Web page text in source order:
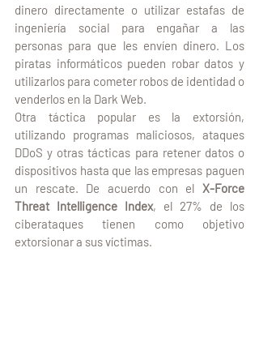
dinero directamente o utilizar estafas de
ingeniería social para engañar a las
personas para que les envíen dinero. Los
piratas informáticos pueden robar datos y
utilizarlos para cometer robos de identidad o
venderlos en la Dark Web.
Otra táctica popular es la extorsión,
utilizando programas maliciosos, ataques
DDoS y otras tácticas para retener datos o
dispositivos hasta que las empresas paguen
un rescate. De acuerdo con el X-Force
Threat Intelligence Index, el 27% de los
ciberataques tienen como objetivo
extorsionar a sus víctimas.